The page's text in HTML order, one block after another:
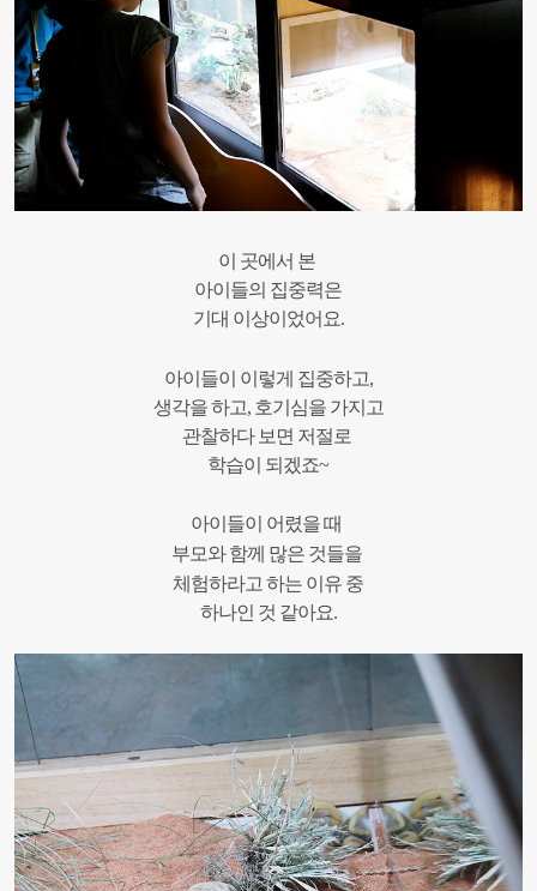
이 곳에서 본
아이들의 집중력은
기대 이상이었어요.
아이들이 이렇게 집중하고,
생각을하고,호기심을 가지고
관찰하다 보면 저절로
학습이 되겠죠~
아이들이 어렸을 때
부모와 함께 많은 것들을
체험하라고 하는 이유 중
하나인 것 같아요.